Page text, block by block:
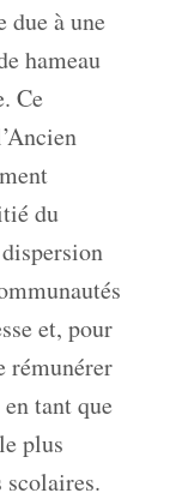
due à une
hameau
Ce
du
et, pour
rémunérer
tant que
plus
scolaires.